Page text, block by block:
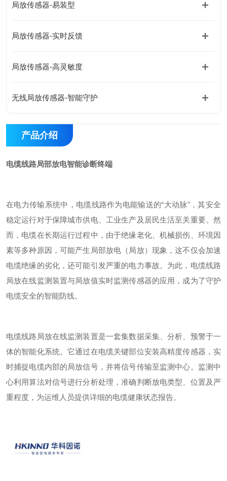
局放传感器-易装型
局放传感器-实时反馈
局放传感器-高灵敏度
无线局放传感器-智能守护
产品介绍
电缆线路局部放电智能诊断终端
在电力传输系统中，电缆线路作为电能输送的“大动脉"，其安全
稳定运行对于保障城市供电、工业生产及居民生活至关重要。然
而，电缆在长期运行过程中，由于绝缘老化、机械损伤、环境因
素等多种原因，可能产生局部放电（局放）现象，这不仅会加速
电缆绝缘的劣化，还可能引发严重的电力事故。为此，电缆线路
局放在线监测装置与局放值实时监测传感器的应用，成为了守护
电缆安全的智能防线。
电缆线路局放在线监测装置是一套集数据采集、分析、预警于一
体的智能化系统。它通过在电缆关键部位安装高精度传感器，实
时捕捉电缆内部的局放信号，并将信号传输至监测中心。监测中
心利用算法对信号进行分析处理，准确判断放电类型、位置及严
重程度，为运维人员提供详细的电缆健康状态报告。